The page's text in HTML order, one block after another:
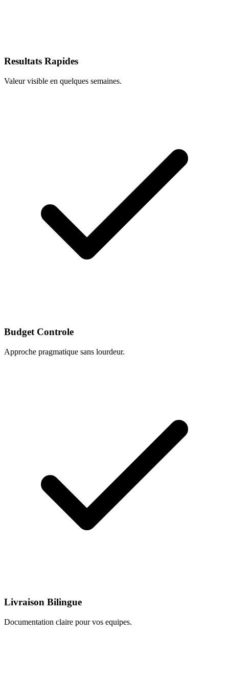
Resultats Rapides
Valeur visible en quelques semaines.
Budget Controle
Approche pragmatique sans lourdeur.
Livraison Bilingue
Documentation claire pour vos equipes.